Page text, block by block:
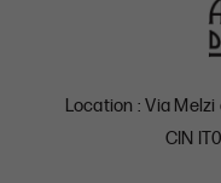
Location : Via Melzi
CIN